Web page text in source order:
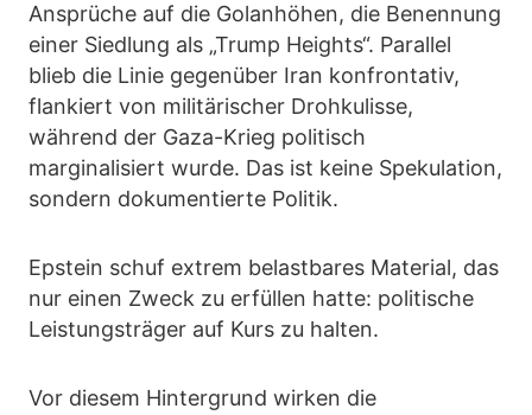
Ansprüche auf die Golanhöhen, die Benennung
einer Siedlung als „Trump Heights“. Parallel
blieb die Linie gegenüber Iran konfrontativ,
flankiert von militärischer Drohkulisse,
während der Gaza-Krieg politisch
marginalisiert wurde. Das ist keine Spekulation,
sondern dokumentierte Politik.
Epstein schuf extrem belastbares Material, das
nur einen Zweck zu erfüllen hatte: politische
Leistungsträger auf Kurs zu halten.
Vor diesem Hintergrund wirken die